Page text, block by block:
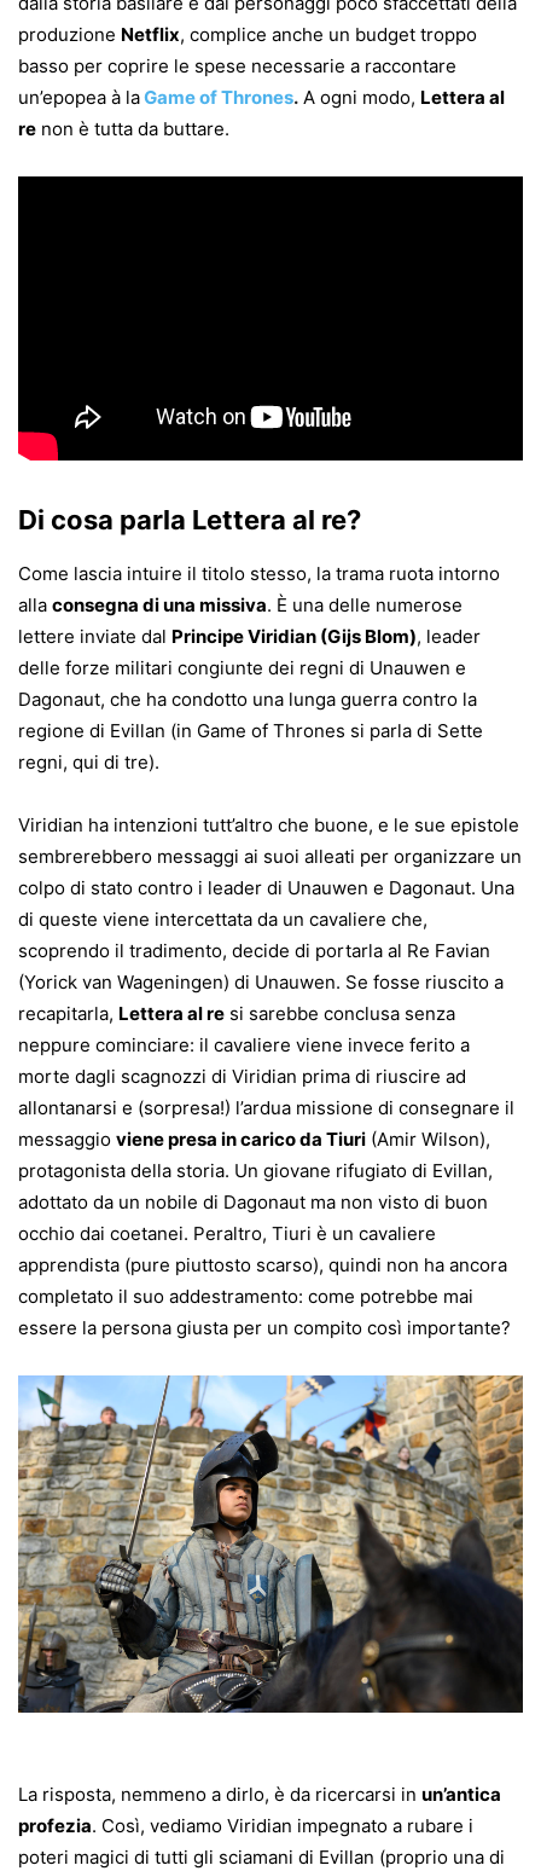
produzione Netflix, complice anche un budget troppo
basso per coprire le spese necessarie a raccontare
un’epopea à laGame of Thrones. A ogni modo, Lettera al
re non è tutta da buttare.
Di cosa parla Lettera al re?
Come lascia intuire il titolo stesso, la trama ruota intorno
alla consegna di una missiva. È una delle numerose
lettere inviate dal Principe Viridian (Gijs Blom), leader
delle forze militari congiunte dei regni di Unauwen e
Dagonaut, che ha condotto una lunga guerra contro la
regione di Evillan (in Game of Thrones si parla di Sette
regni, qui di tre).
Viridian ha intenzioni tutt’altro che buone, e le sue epistole
sembrerebbero messaggi ai suoi alleati per organizzare un
colpo di stato contro i leader di Unauwen e Dagonaut. Una
di queste viene intercettata da un cavaliere che,
scoprendo il tradimento, decide di portarla al Re Favian
(Yorick van Wageningen) di Unauwen. Se fosse riuscito a
recapitarla, Lettera al re si sarebbe conclusa senza
neppure cominciare: il cavaliere viene invece ferito a
morte dagli scagnozzi di Viridian prima di riuscire ad
allontanarsi e (sorpresa!) l’ardua missione di consegnare il
messaggio viene presa in carico da Tiuri (Amir Wilson),
protagonista della storia. Un giovane rifugiato di Evillan,
adottato da un nobile di Dagonaut ma non visto di buon
occhio dai coetanei. Peraltro, Tiuri è un cavaliere
apprendista (pure piuttosto scarso), quindi non ha ancora
completato il suo addestramento: come potrebbe mai
essere la persona giusta per un compito così importante?
La risposta, nemmeno a dirlo, è da ricercarsi in un’antica
profezia. Così, vediamo Viridian impegnato a rubare i
poteri magici di tutti gli sciamani di Evillan (proprio una di